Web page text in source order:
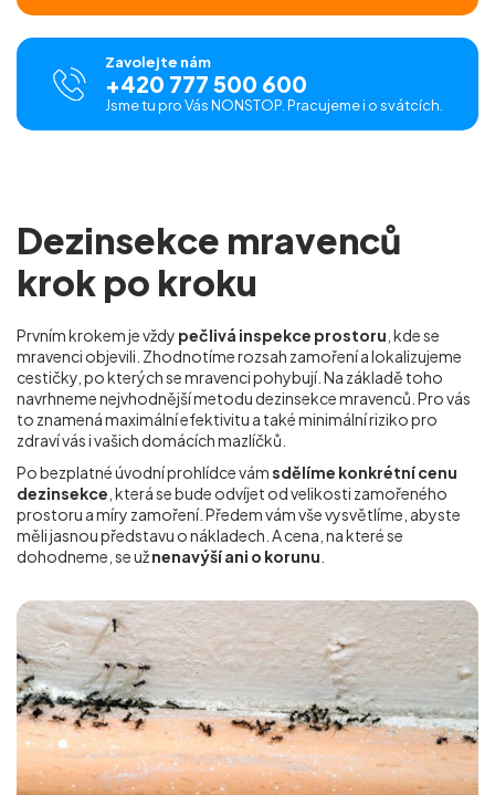
Zavolejte nám
+420 777 500 600
Jsme tu pro Vás NONSTOP. Pracujeme i o svátcích.
Dezinsekce mravenců
krok po kroku
Prvním krokem je vždy pečlivá inspekce prostoru , kde se
mravenci objevili. Zhodnotíme rozsah zamoření a lokalizujeme
cestičky, po kterých se mravenci pohybují. Na základě toho
navrhneme nejvhodnější metodu dezinsekce mravenců. Pro vás
to znamená maximální efektivitu a také minimální riziko pro
zdraví vás i vašich domácích mazlíčků.
Po bezplatné úvodní prohlídce vámsdělíme konkrétní cenu
dezinsekce , která se bude odvíjet od velikosti zamořeného
prostoru a míry zamoření. Předem vám vše vysvětlíme, abyste
měli jasnou představu o nákladech. A cena, na které se
dohodneme, se užnenavýší ani o korunu